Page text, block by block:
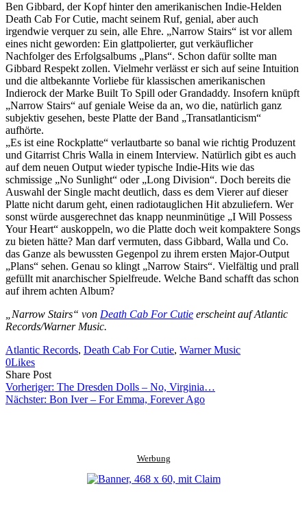
Facebook
to
clipboard
via
eMail
Ben Gibbard, der Kopf hinter den amerikanischen Indie-Helden
Death Cab For Cutie, macht seinem Ruf, genial, aber auch
irgendwie verquer zu sein, alle Ehre. „Narrow Stairs“ ist vor allem
eines nicht geworden: Ein glattpolierter, gut verkäuflicher
Nachfolger des Erfolgsalbums „Plans“. Schon dafür sollte man
Gibbard Respekt zollen. Vielmehr verlässt er sich auf seine Intuition
und die altbekannte Vorliebe für klassischen amerikanischen
Indierock der Marke Built To Spill oder Grandaddy. Insofern knüpft
„Narrow Stairs“ auf geniale Weise da an, wo die, natürlich ganz
subjektiv gesehen, beste Platte der Band „Transatlanticism“
aufhörte.
„Es ist eine Rockplatte“ verlautbarte so banal wie richtig Produzent
und Gitarrist Chris Walla in einem Interview. Natürlich gibt es auch
auf dem neuen Output wieder typische Indie-Hits wie das
schmissige „No Sunlight“ oder „Long Division“. Doch bereits die
Auswahl der Single macht deutlich, dass es dem Vierer auf dieser
Platte nicht darum geht, einen radiotauglichen Hit abzuliefern. Wer
sonst würde ausgerechnet das knapp neunminütige „I Will Possess
Your Heart“ auskoppeln, wo die Platte doch weit kompaktere Songs
zu bieten hätte? Man darf vermuten, dass Gibbard, Walla und Co.
das Ganze als bewussten Gegenpol zu ihrem ersten Major-Output
„Plans“ sehen. Genau so klingt „Narrow Stairs“. Vielfältig und prall
gefüllt mit anarchischer Spielfreude. Welche Band schafft das schon
auf ihrem achten Album?
„Narrow Stairs“ von Death Cab For Cutie erscheint auf Atlantic
Records/Warner Music.
Atlantic Records, Death Cab For Cutie, Warner Music
0Likes
Share PostShare
on
Facebook
Copy
URL
to
Send
Link
via
Vorheriger: The Dresden Dolls – No, Virginia…
Nächster: Bon Iver – For Emma, Forever Ago
Werbung